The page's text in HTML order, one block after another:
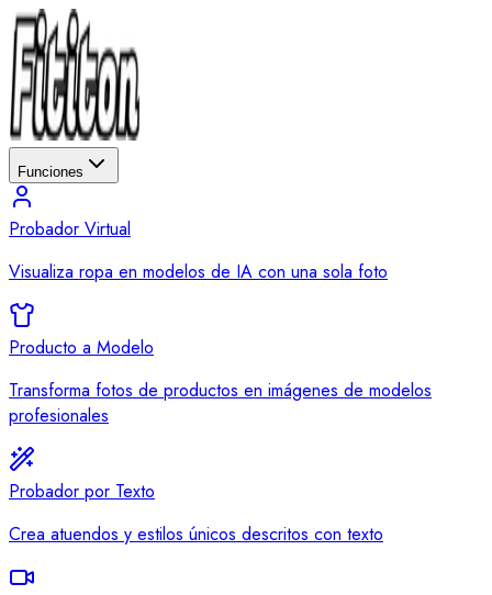
Funciones
Probador Virtual
Visualiza ropa en modelos de IA con una sola foto
Producto a Modelo
Transforma fotos de productos en imágenes de modelos
profesionales
Probador por Texto
Crea atuendos y estilos únicos descritos con texto